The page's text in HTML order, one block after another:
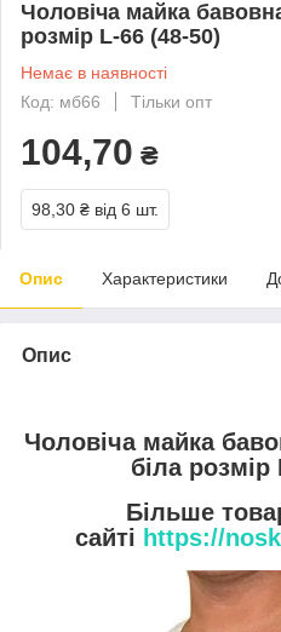
Чоловіча майка
розмір L-66 (48-50)
Немає в наявності
Код: мб66
Тільки опт
104,70 ₴
98,30 ₴ від 6 шт.
Опис Характеристики
Опис
Чоловіча майка
біла розмір
Більше
сайті https://